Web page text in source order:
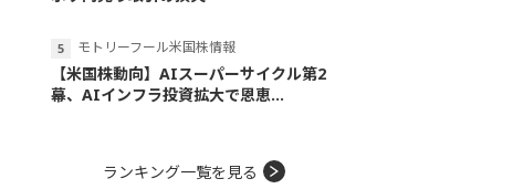
モトリーフール米国株情報
【米国株動向】AIスーパーサイクル第2
幕、AIインフラ投資拡大で恩恵...
ランキング一覧を見る